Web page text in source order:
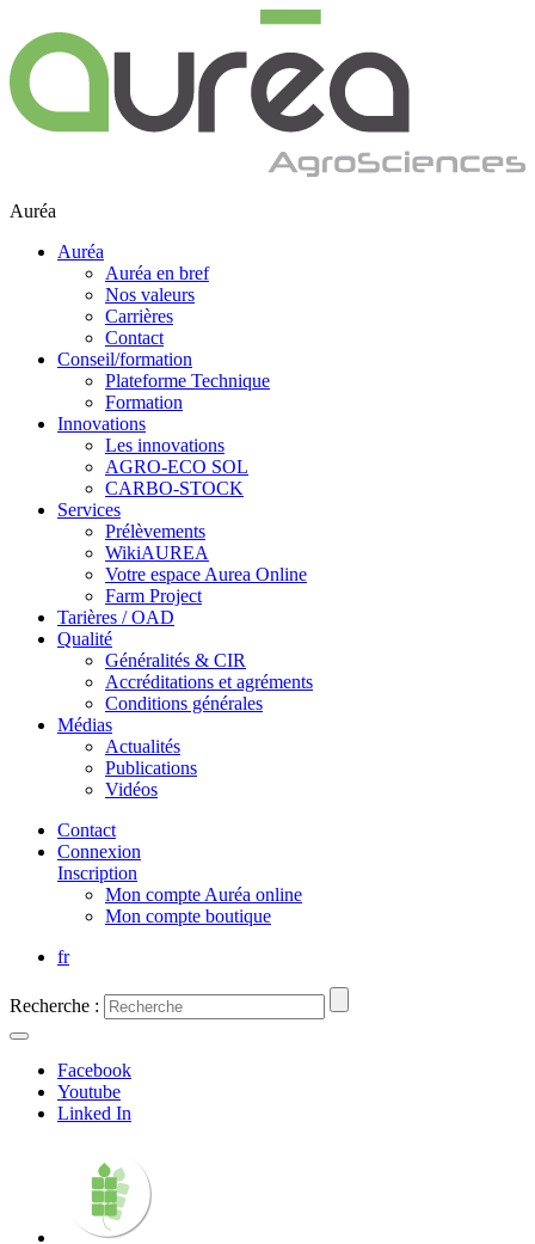
Auréa
Auréa
Auréa en bref
Nos valeurs
Carrières
Contact
Conseil/formation
Plateforme Technique
Formation
Innovations
Les innovations
AGRO-ECO SOL
CARBO-STOCK
Services
Prélèvements
WikiAUREA
Votre espace Aurea Online
Farm Project
Tarières / OAD
Qualité
Généralités & CIR
Accréditations et agréments
Conditions générales
Médias
Actualités
Publications
Vidéos
Contact
Connexion
Inscription
Mon compte Auréa online
Mon compte boutique
fr
Recherche :
Facebook
Youtube
Linked In